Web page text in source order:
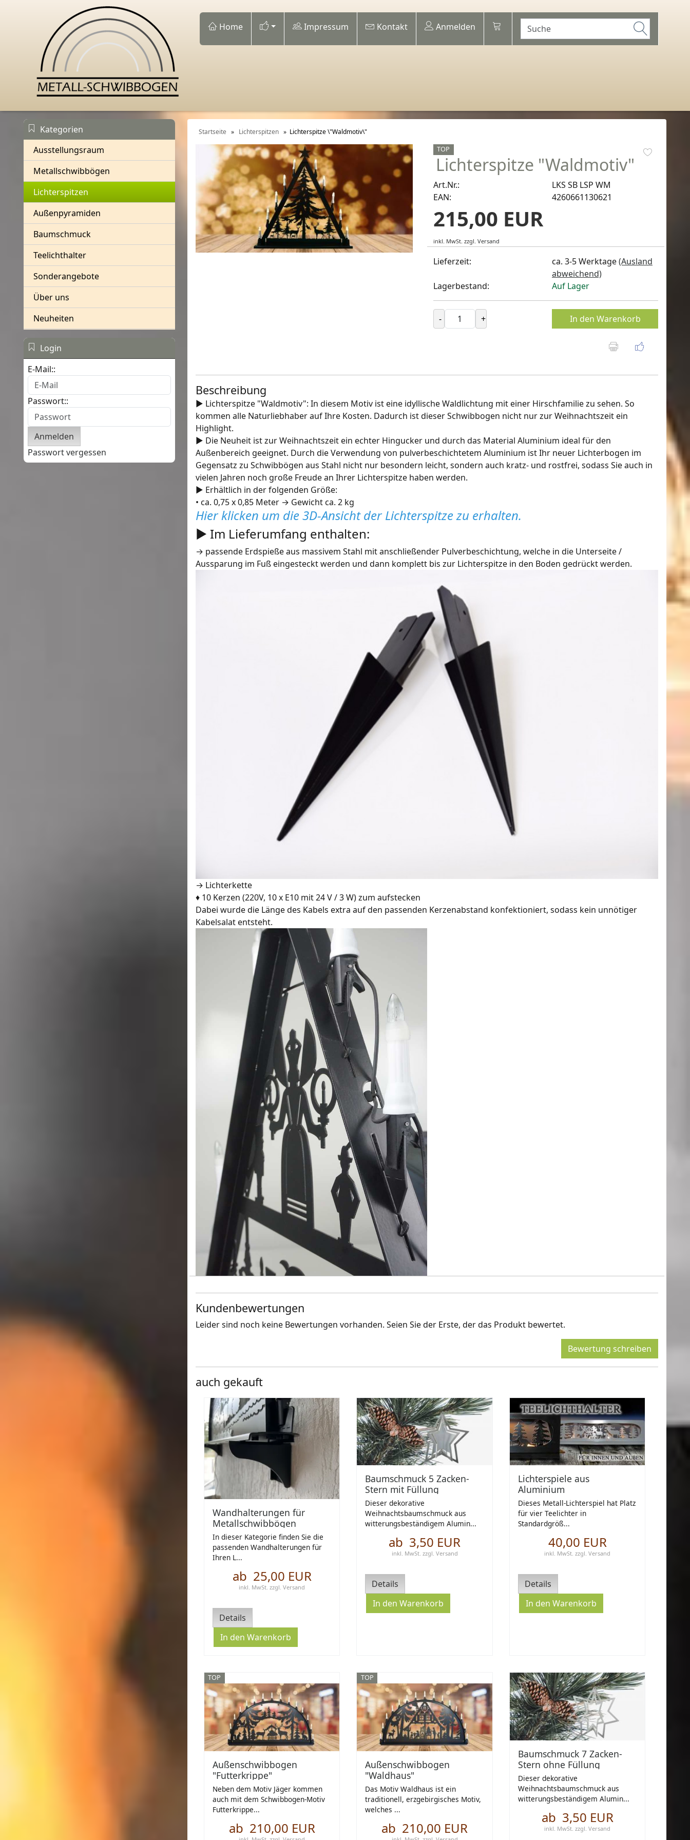
Home Impressum Kontakt Anmelden
Kategorien
Ausstellungsraum
Metallschwibbögen
Lichterspitzen
Außenpyramiden
Baumschmuck
Teelichthalter
Sonderangebote
Über uns
Neuheiten
Login
E-Mail::
Passwort::
Passwort vergessen
Startseite » Lichterspitzen » Lichterspitze \"Waldmotiv\"
TOP
Lichterspitze "Waldmotiv"
Art.Nr.:
LKS SB LSP WM
EAN:
4260661130621
215,00 EUR
inkl. MwSt. zzgl. Versand
Lieferzeit: ca. 3-5 Werktage(Ausland
abweichend)
Lagerbestand:
Auf Lager
- + In den Warenkorb
Beschreibung
► Lichterspitze "Waldmotiv": In diesem Motiv ist eine idyllische Waldlichtung mit einer Hirschfamilie zu sehen. So
kommen alle Naturliebhaber auf Ihre Kosten. Dadurch ist dieser Schwibbogen nicht nur zur Weihnachtszeit ein
Highlight.
► Die Neuheit ist zur Weihnachtszeit ein echter Hingucker und durch das Material Aluminium ideal für den
Außenbereich geeignet. Durch die Verwendung von pulverbeschichtetem Aluminium ist Ihr neuer Lichterbogen im
Gegensatz zu Schwibbögen aus Stahl nicht nur besondern leicht, sondern auch kratz- und rostfrei, sodass Sie auch in
vielen Jahren noch große Freude an Ihrer Lichterspitze haben werden.
► Erhältlich in der folgenden Größe:
• ca. 0,75 x 0,85 Meter → Gewicht ca. 2 kg
Hier klicken um die 3D-Ansicht der Lichterspitze zu erhalten.
► Im Lieferumfang enthalten:
→ passende Erdspieße aus massivem Stahl mit anschließender Pulverbeschichtung, welche in die Unterseite /
Aussparung im Fuß eingesteckt werden und dann komplett bis zur Lichterspitze in den Boden gedrückt werden.
→ Lichterkette
♦ 10 Kerzen (220V, 10 x E10 mit 24 V / 3 W) zum aufstecken
Dabei wurde die Länge des Kabels extra auf den passenden Kerzenabstand konfektioniert, sodass kein unnötiger
Kabelsalat entsteht.
Kundenbewertungen
Leider sind noch keine Bewertungen vorhanden. Seien Sie der Erste, der das Produkt bewertet.
Bewertung schreiben
auch gekauft
Wandhalterungen für
Metallschwibbögen
In dieser Kategorie finden Sie die
passenden Wandhalterungen für
Ihren L...
ab 25,00 EUR
inkl. MwSt. zzgl.Versand
Details
Baumschmuck 5 Zacken-
Stern mit Füllung
Dieser dekorative
Weihnachtsbaumschmuck aus
witterungsbeständigem Alumin...
ab 3,50 EUR
inkl. MwSt. zzgl. Versand
Details
Lichterspiele aus
Aluminium
Dieses Metall-Lichterspiel hat Platz
für vier Teelichter in
Standardgröß...
40,00 EUR
inkl. MwSt. zzgl.Versand
Details
TOP
Außenschwibbogen
"Futterkrippe"
Neben dem Motiv Jäger kommen
auch mit dem Schwibbogen-Motiv
Futterkrippe...
ab 210,00 EUR
TOP
Außenschwibbogen
"Waldhaus"
Das Motiv Waldhaus ist ein
traditionell, erzgebirgisches Motiv,
welches ...
ab 210,00 EUR
Baumschmuck 7 Zacken-
Stern ohne Füllung
Dieser dekorative
Weihnachtsbaumschmuck aus
witterungsbeständigem Alumin...
ab 3,50 EUR
inkl. MwSt. zzgl.Versand